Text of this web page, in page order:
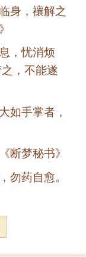
身，禳解之
，忧消烦
，不能遂
如手掌者，
断梦秘书》
勿药自愈。